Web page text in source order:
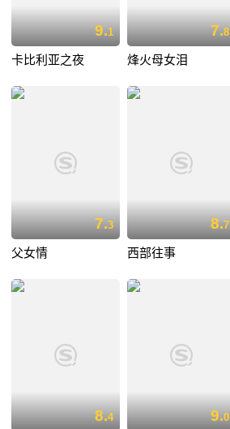
9.1
卡比利亚之夜
7.8
烽火母女泪
7.3
父女情
8.7
西部往事
8.4 9.0